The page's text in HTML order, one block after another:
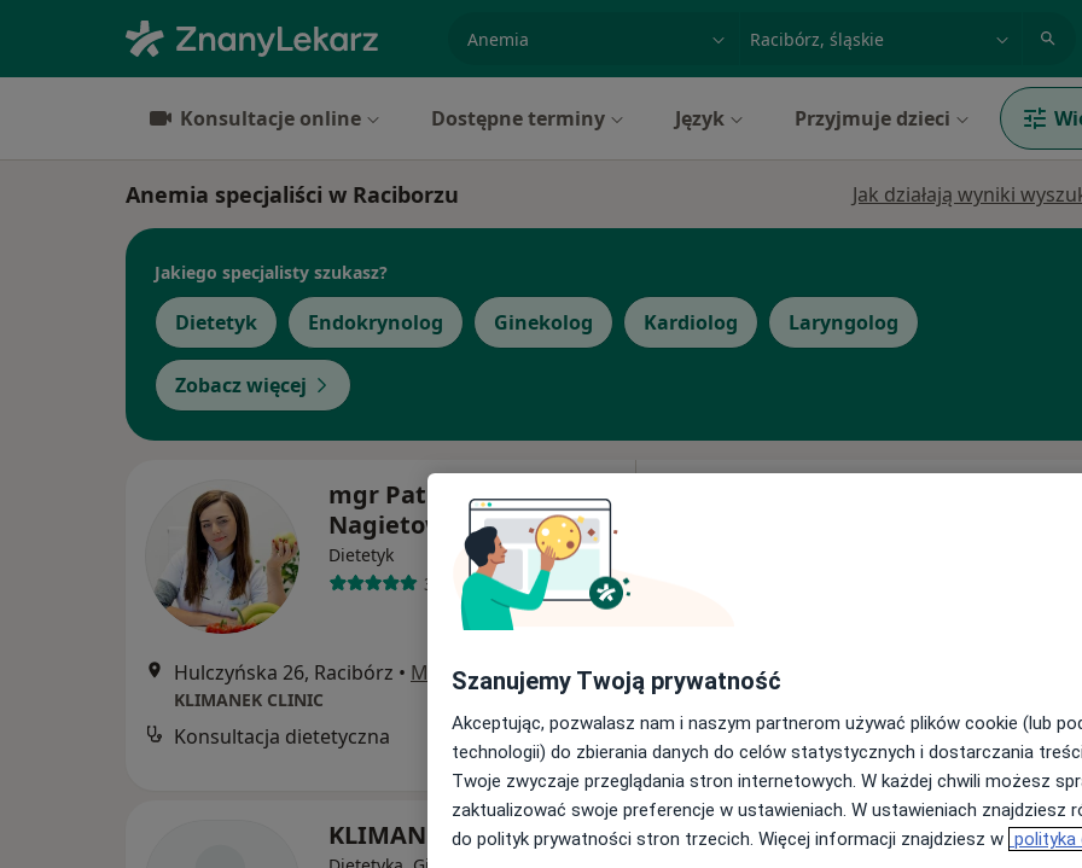
miasto lub dzielnica
Konsultacje online Dostępne terminy Język Przyjmuje dzieci
Anemia specjaliści w Raciborzu Jak działają wyniki
Jakiego specjalisty szukasz?
Dietetyk Endokrynolog Ginekolog Kardiolog Laryngolog
Zobacz więcej
mgr Patrycja Szewczyk-
Nagietowicz
Dietetyk
36 opinii
Hulczyńska 26, Racibórz • Mapa
KLIMANEK CLINIC
Konsultacja dietetyczna Brak ceny
KLIMANEK CLINIC Dziś Jutro Pon, Wt,
Szanujemy Twoją prywatność
Akceptując, pozwalasz nam i naszym partnerom używać plików cookie (lub
technologii) do zbierania danych do celów statystycznych i dostarczania
Twoje zwyczaje przeglądania stron internetowych. W każdej chwili możesz
zaktualizować swoje preferencje w ustawieniach. W ustawieniach znajdziesz
do polityk prywatności stron trzecich. Więcej informacji znajdziesz w polityka